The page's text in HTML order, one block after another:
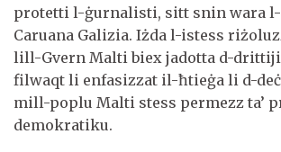
protetti l-ġurnalisti, sitt snin wara l-
Caruana Galizia. Iżda l-istess
lill-Gvern Malti biex jadotta d-
filwaqt li enfasizzat il-ħtieġa li d-
mill-poplu Malti stess permezz ta’
demokratiku.